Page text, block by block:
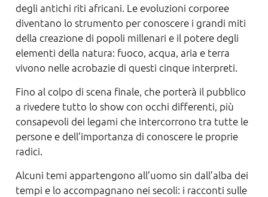
degli antichi riti africani. Le evoluzioni corporee
diventano lo strumento per conoscere i grandi miti
della creazione di popoli millenari e il potere degli
elementi della natura: fuoco, acqua, aria e terra
vivono nelle acrobazie di questi cinque interpreti.
Fino al colpo di scena finale, che porterà il pubblico
a rivedere tutto lo show con occhi differenti, più
consapevoli dei legami che intercorrono tra tutte le
persone e dell’importanza di conoscere le proprie
radici.
Alcuni temi appartengono all’uomo sin dall’alba dei
tempi e lo accompagnano nei secoli: i racconti sulle